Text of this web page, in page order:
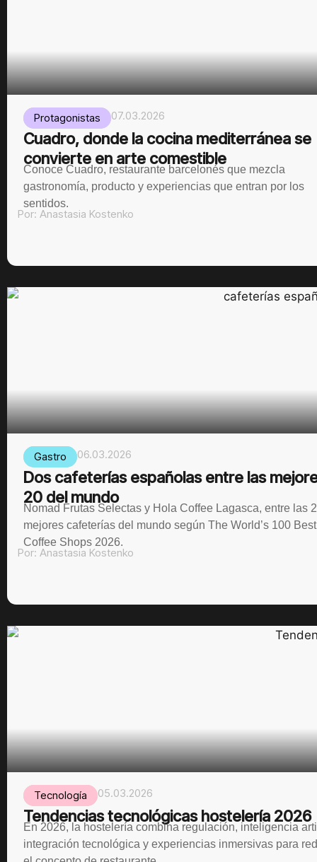
Protagonistas 07.03.2026
Cuadro, donde la cocina mediterránea se
convierte en arte comestible
Conoce Cuadro, restaurante barcelonés que mezcla
gastronomía, producto y experiencias que entran por los
sentidos.
Por: Anastasia Kostenko
Gastro 06.03.2026
Dos cafeterías españolas entre las
20 del mundo
Nomad Frutas Selectas y Hola Coffee Lagasca, entre las
mejores cafeterías del mundo según The World’s 100 Best
Coffee Shops 2026.
Por: Anastasia Kostenko
Tecnología 05.03.2026
Tendencias tecnológicas hostelería 2026
En 2026, la hostelería combina regulación, inteligencia
integración tecnológica y experiencias inmersivas para